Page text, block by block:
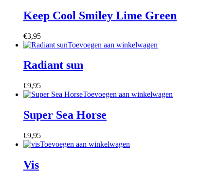
Keep Cool Smiley Lime Green
€3,95
Toevoegen aan winkelwagen
Radiant sun
€9,95
Toevoegen aan winkelwagen
Super Sea Horse
€9,95
Toevoegen aan winkelwagen
Vis